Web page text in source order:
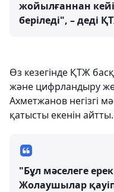
жойылғаннан
беріледі", – деді
Өз кезегінде ҚТЖ
және цифрландыру
Ахметжанов негізгі
қатысты екенін айтты.
"Бұл мәселеге
Жолаушылар